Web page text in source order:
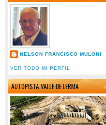
NELSON FRANCISCO MULONI
VER TODO MI PERFIL
AUTOPISTA VALLE DE LERMA